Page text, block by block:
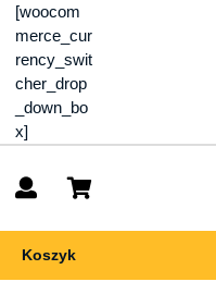
[woocom
merce_cur
rency_swit
cher_drop
_down_bo
x]
My
Koszyk